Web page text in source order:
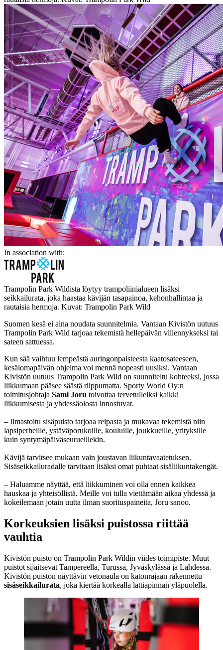
In association with:
Trampolin Park Wildista löytyy trampoliinialueen lisäksi
seikkailurata, joka haastaa kävijän tasapainoa, kehonhallintaa ja
rautaisia hermoja. Kuvat: Trampolin Park Wild
Suomen kesä ei aina noudata suunnitelmia. Vantaan Kivistön uutuus
Trampolin Park Wild tarjoaa tekemistä hellepäivän viilennykseksi tai
sateen sattuessa.
Kun sää vaihtuu lempeästä auringonpaisteesta kaatosateeseen,
kesälomapäivän ohjelma voi mennä nopeasti uusiksi. Vantaan
Kivistön uutuus Trampolin Park Wild on suunniteltu kohteeksi, jossa
liikkumaan pääsee säästä riippumatta. Sporty World Oy:n
toimitusjohtaja Sami Joru toivottaa tervetulleiksi kaikki
liikkumisesta ja yhdessäolosta innostuvat.
– Ilmastoitu sisäpuisto tarjoaa reipasta ja mukavaa tekemistä niin
lapsiperheille, ystäväporukoille, kouluille, joukkueille, yrityksille
kuin syntymäpäiväseurueillekin.
Kävijä tarvitsee mukaan vain joustavan liikuntavaatetuksen.
Sisäseikkailuradalle tarvitaan lisäksi omat puhtaat sisäliikuntakengät.
– Haluamme näyttää, että liikkuminen voi olla ennen kaikkea
hauskaa ja yhteisöllistä. Meille voi tulla viettämään aikaa yhdessä ja
kokeilemaan jotain uutta ilman suorituspaineita, Joru sanoo.
Korkeuksien lisäksi puistossa riittää
vauhtia
Kivistön puisto on Trampolin Park Wildin viides toimipiste. Muut
puistot sijaitsevat Tampereella, Turussa, Jyväskylässä ja Lahdessa.
Kivistön puiston näyttävin vetonaula on katonrajaan rakennettu
sisäseikkailurata, joka kiertää korkealla lattiapinnan yläpuolella.